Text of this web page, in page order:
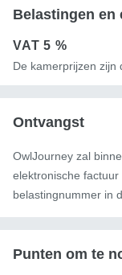
Belastingen en
VAT5 %
De kamerprijzen zijn
Ontvangst
OwlJourney zal
elektronische
belastingnummer in
Punten om te